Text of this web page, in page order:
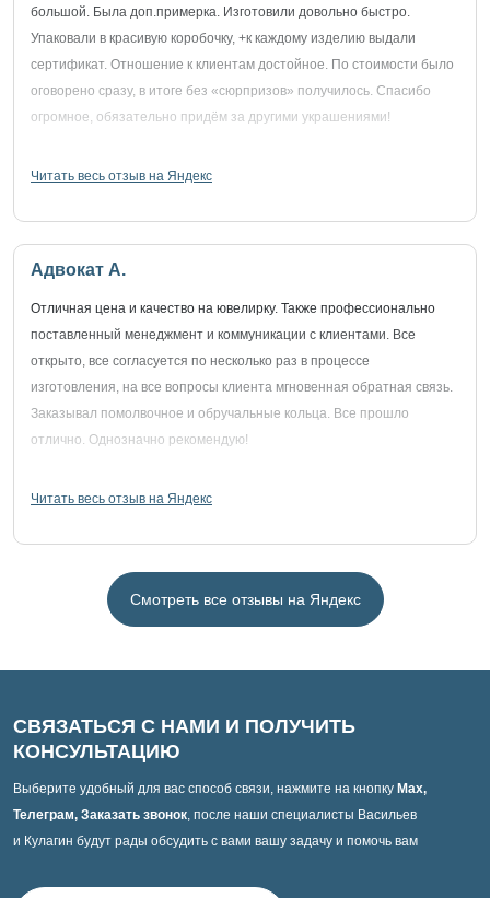
большой. Была доп.примерка. Изготовили довольно быстро.
Упаковали в красивую коробочку, +к каждому изделию выдали
сертификат. Отношение к клиентам достойное. По стоимости было
оговорено сразу, в итоге без «сюрпризов» получилось. Спасибо
огромное, обязательно придём за другими украшениями!
Читать весь отзыв на Яндекс
Адвокат А.
Отличная цена и качество на ювелирку. Также профессионально
поставленный менеджмент и коммуникации с клиентами. Все
открыто, все согласуется по несколько раз в процессе
изготовления, на все вопросы клиента мгновенная обратная связь.
Заказывал помолвочное и обручальные кольца. Все прошло
отлично. Однозначно рекомендую!
Читать весь отзыв на Яндекс
Смотреть все отзывы на Яндекс
СВЯЗАТЬСЯ С НАМИ И ПОЛУЧИТЬ
КОНСУЛЬТАЦИЮ
Выберите удобный для вас способ связи, нажмите на кнопку Max,
Телеграм, Заказать звонок, после наши специалисты Васильев
и Кулагин будут рады обсудить с вами вашу задачу и помочь вам